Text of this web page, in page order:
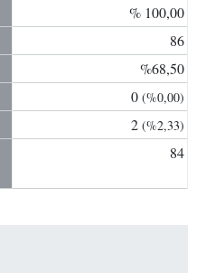
% 100,00
86
%68,50
0 (%0,00)
2 (%2,33)
84